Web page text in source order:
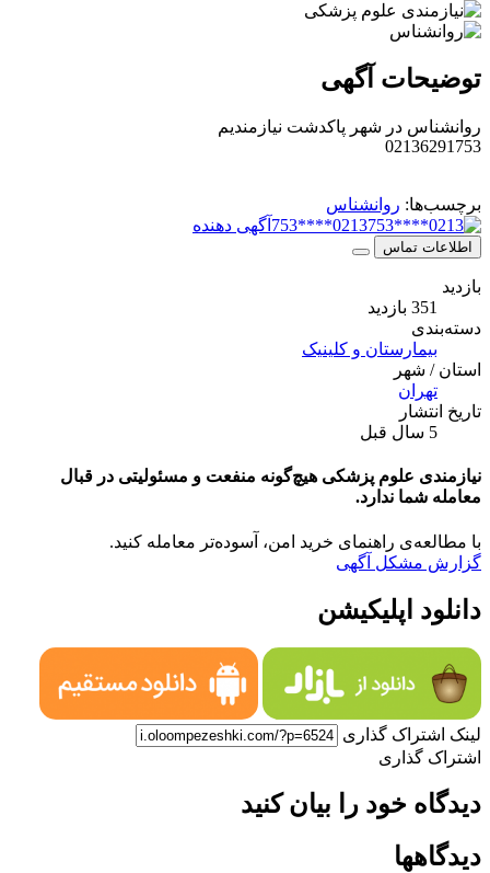
توضیحات آگهی
روانشناس در شهر پاکدشت نیازمندیم
02136291753
برچسب‌ها: روانشناس
0213****753
آگهی دهنده
اطلاعات تماس
بازدید
351 بازدید
دسته‌بندی
بیمارستان و کلینیک
استان / شهر
تهران
تاریخ انتشار
5 سال قبل
نیازمندی علوم پزشکی هیچ‌گونه منفعت و مسئولیتی در قبال
معامله شما ندارد.
با مطالعه‌ی راهنمای خرید امن، آسوده‌تر معامله کنید.
گزارش مشکل آگهی
دانلود اپلیکیشن
لینک اشتراک گذاری
اشتراک گذاری
دیدگاه خود را بیان کنید
دیدگاهها